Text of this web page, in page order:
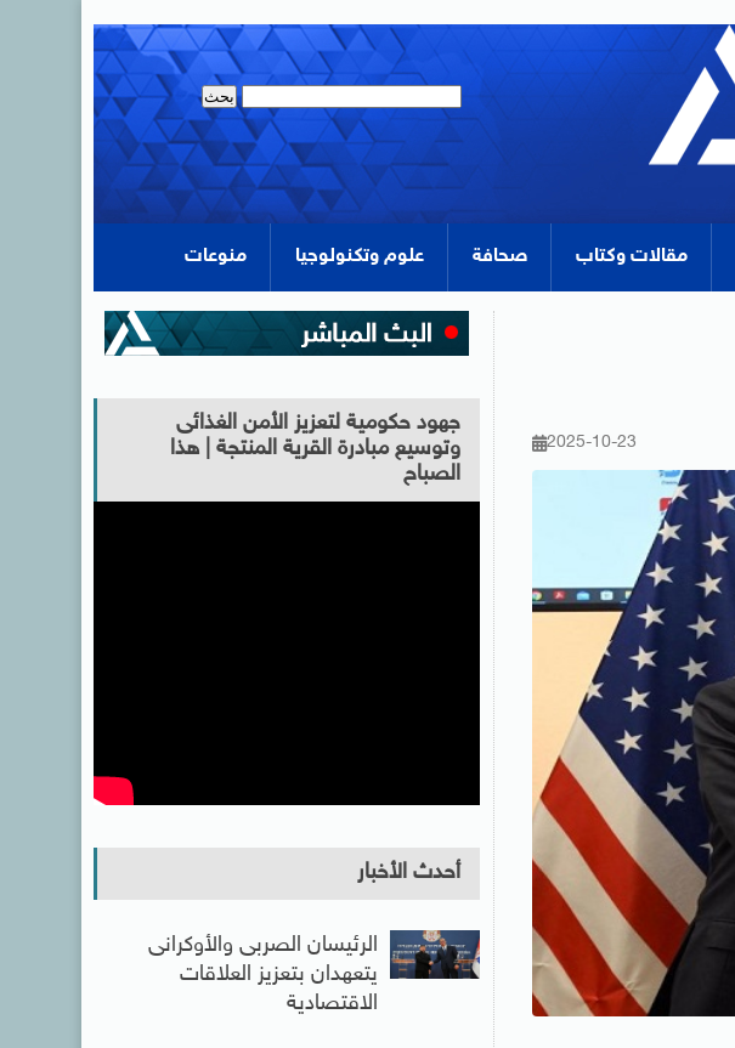
مقالات وكتاب صحافة علوم وتكنولوجيا منوعات
2025-10-23
جهود حكومية لتعزيز الأمن الغذائى
وتوسيع مبادرة القرية المنتجة | هذا
الصباح
أحدث الأخبار
الرئيسان الصربى والأوكرانى
يتعهدان بتعزيز العلاقات
الاقتصادية